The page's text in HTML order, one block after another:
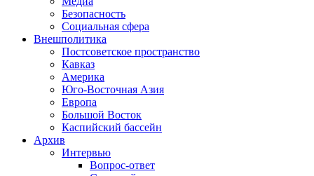
Безопасность
Социальная сфера
Внешполитика
Постсоветское пространство
Кавказ
Америка
Юго-Восточная Азия
Европа
Большой Восток
Каспийский бассейн
Архив
Интервью
Вопрос-ответ